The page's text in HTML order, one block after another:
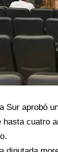
Sur aprobó
hasta cuatro